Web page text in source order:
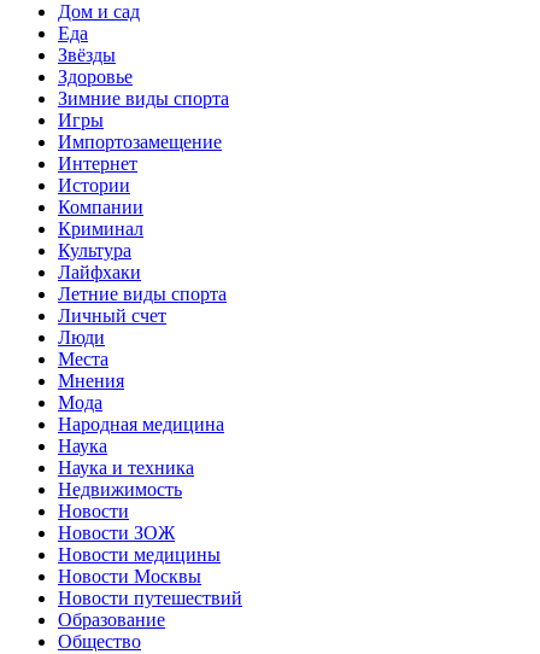
Дом и сад
Еда
Звёзды
Здоровье
Зимние виды спорта
Игры
Импортозамещение
Интернет
Истории
Компании
Криминал
Культура
Лайфхаки
Летние виды спорта
Личный счет
Люди
Места
Мнения
Мода
Народная медицина
Наука
Наука и техника
Недвижимость
Новости
Новости ЗОЖ
Новости медицины
Новости Москвы
Новости путешествий
Образование
Общество